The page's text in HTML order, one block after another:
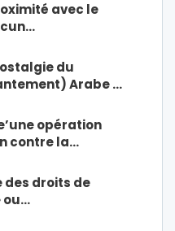
avec le
du
Arabe …
opération
contre la…
des droits de
ou…